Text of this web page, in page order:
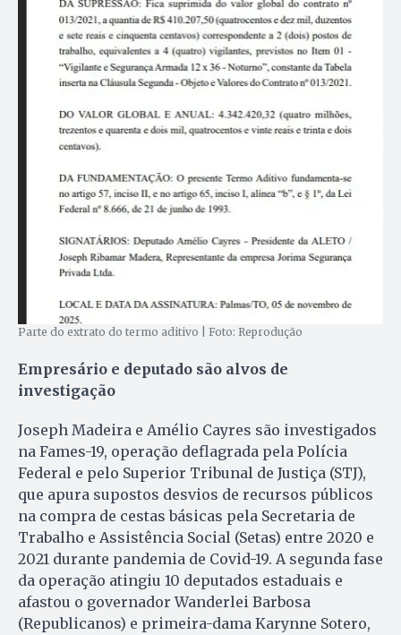
Parte do extrato do termo aditivo | Foto: Reprodução
Empresário e deputado são alvos de
investigação
Joseph Madeira e Amélio Cayres são investigados
na Fames-19, operação deflagrada pela Polícia
Federal e pelo Superior Tribunal de Justiça (STJ),
que apura supostos desvios de recursos públicos
na compra de cestas básicas pela Secretaria de
Trabalho e Assistência Social (Setas) entre 2020 e
2021 durante pandemia de Covid-19. A segunda fase
da operação atingiu 10 deputados estaduais e
afastou o governador Wanderlei Barbosa
(Republicanos) e primeira-dama Karynne Sotero,